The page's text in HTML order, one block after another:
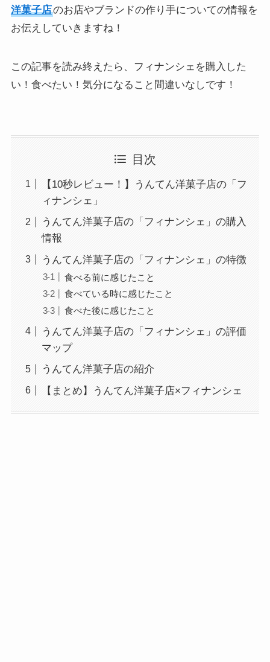
洋菓子店のお店やブランドの作り手についての情報を
お伝えしていきますね！
この記事を読み終えたら、フィナンシェを購入した
い！食べたい！気分になること間違いなしです！
目次
【10秒レビュー！】うんてん洋菓子店の「フ
ィナンシェ」
うんてん洋菓子店の「フィナンシェ」の購入
情報
うんてん洋菓子店の「フィナンシェ」の特徴
食べる前に感じたこと
食べている時に感じたこと
食べた後に感じたこと
うんてん洋菓子店の「フィナンシェ」の評価
マップ
うんてん洋菓子店の紹介
【まとめ】うんてん洋菓子店×フィナンシェ